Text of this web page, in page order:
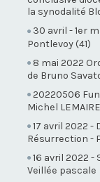
la synodalité
30 avril - 1er
Pontlevoy (41)
8 mai 2022
de Bruno
20220506
Michel LEMAIRE
17 avril 2022 -
Résurrection -
16 avril 2022 -
Veillée pascale